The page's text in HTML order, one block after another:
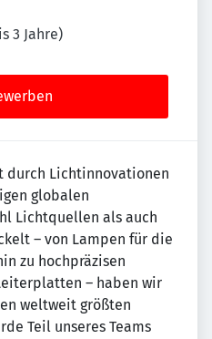
3 Jahre)
durch Lichtinnovationen
globalen
Lichtquellen als auch
– von Lampen für die
zu hochpräzisen
– haben wir
weltweit größten
Teil unseres Teams